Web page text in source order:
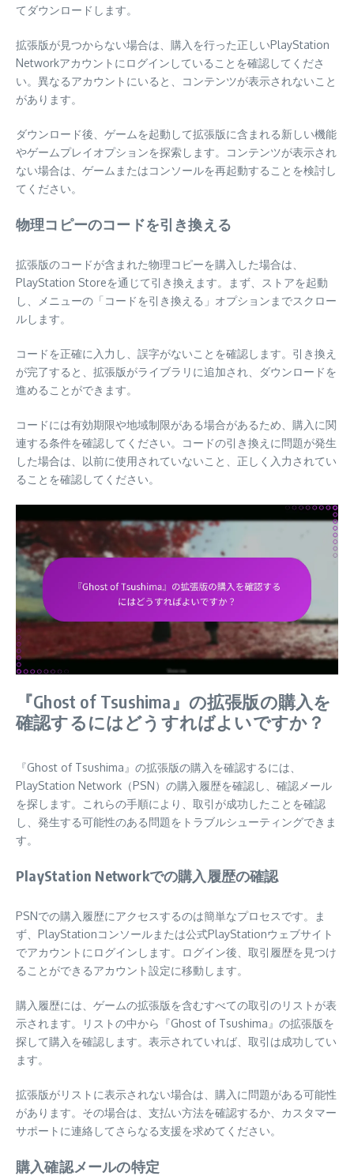
てダウンロードします。
拡張版が見つからない場合は、購入を行った正しいPlayStation
Networkアカウントにログインしていることを確認してくださ
い。異なるアカウントにいると、コンテンツが表示されないこと
があります。
ダウンロード後、ゲームを起動して拡張版に含まれる新しい機能
やゲームプレイオプションを探索します。コンテンツが表示され
ない場合は、ゲームまたはコンソールを再起動することを検討し
てください。
物理コピーのコードを引き換える
拡張版のコードが含まれた物理コピーを購入した場合は、
PlayStation Storeを通じて引き換えます。まず、ストアを起動
し、メニューの「コードを引き換える」オプションまでスクロー
ルします。
コードを正確に入力し、誤字がないことを確認します。引き換え
が完了すると、拡張版がライブラリに追加され、ダウンロードを
進めることができます。
コードには有効期限や地域制限がある場合があるため、購入に関
連する条件を確認してください。コードの引き換えに問題が発生
した場合は、以前に使用されていないこと、正しく入力されてい
ることを確認してください。
『Ghost of Tsushima』の拡張版の購入を
確認するにはどうすればよいですか？
『Ghost of Tsushima』の拡張版の購入を確認するには、
PlayStation Network（PSN）の購入履歴を確認し、確認メール
を探します。これらの手順により、取引が成功したことを確認
し、発生する可能性のある問題をトラブルシューティングできま
す。
PlayStation Networkでの購入履歴の確認
PSNでの購入履歴にアクセスするのは簡単なプロセスです。ま
ず、PlayStationコンソールまたは公式PlayStationウェブサイト
でアカウントにログインします。ログイン後、取引履歴を見つけ
ることができるアカウント設定に移動します。
購入履歴には、ゲームの拡張版を含むすべての取引のリストが表
示されます。リストの中から『Ghost of Tsushima』の拡張版を
探して購入を確認します。表示されていれば、取引は成功してい
ます。
拡張版がリストに表示されない場合は、購入に問題がある可能性
があります。その場合は、支払い方法を確認するか、カスタマー
サポートに連絡してさらなる支援を求めてください。
購入確認メールの特定